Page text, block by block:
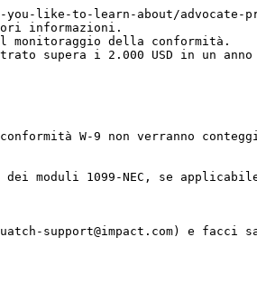
informazioni.
della conformità.
supera i 2.000 USD in un
W-9 non verranno
moduli 1099-NEC, se
support@impact.com) e facci